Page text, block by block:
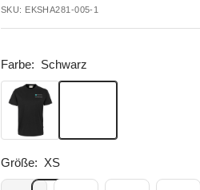
SKU: EKSHA281-005-1
Farbe: Schwarz
Schwarz
Größe: XS